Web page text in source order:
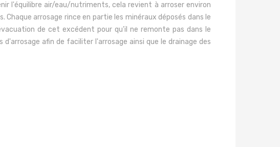
l'équilibre air/eau/nutriments, cela revient à arroser environ
arrosage rince en partie les minéraux déposés dans le
de cet excédent pour qu'il ne remonte pas dans le
afin de faciliter l'arrosage ainsi que le drainage des